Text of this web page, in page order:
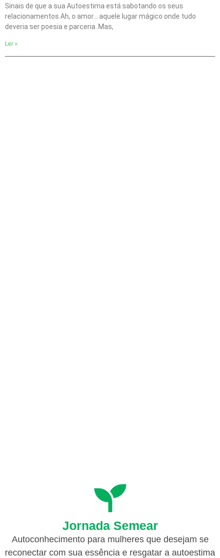
Sinais de que a sua Autoestima está sabotando os seus
relacionamentos Ah, o amor… aquele lugar mágico onde tudo
deveria ser poesia e parceria. Mas,
Ler »
Jornada Semear
Autoconhecimento para mulheres que desejam se
reconectar com sua essência e resgatar a autoestima